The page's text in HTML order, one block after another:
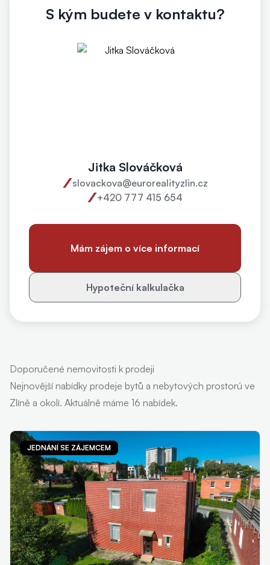
S kým budete v kontaktu?
Jitka Slováčková
slovackova@eurorealityzlin.cz
+420 777 415 654
Mám zájem o více informací
Hypoteční kalkulačka
Doporučené nemovitosti k prodeji
Nejnovější nabídky prodeje bytů a nebytových prostorú ve
Zlíně a okolí. Aktuálně máme 16 nabídek.
JEDNÁNÍ SE ZÁJEMCEM